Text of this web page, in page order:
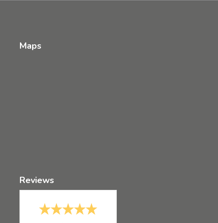
Maps
Reviews